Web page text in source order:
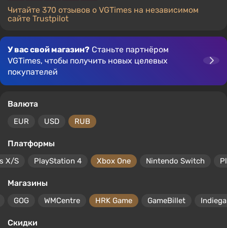
Читайте 370 отзывов о VGTimes на независимом
сайте Trustpilot
У вас свой магазин? Станьте партнёром
VGTimes, чтобы получить новых целевых
покупателей
Валюта
EUR USD RUB
Платформы
X/S PlayStation 4 Xbox One Nintendo Switch
Магазины
GOG WMCentre HRK Game GameBillet
Скидки